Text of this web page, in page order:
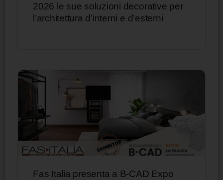
2026 le sue soluzioni decorative per
l’architettura d’interni e d’esterni
Fas Italia presenta a B-CAD Expo